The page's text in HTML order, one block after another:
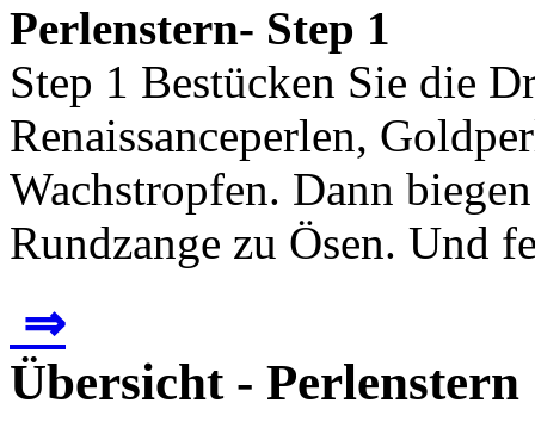
Perlenstern- Step 1
Step 1 Bestücken Sie die
Renaissanceperlen,
Wachstropfen. Dann
Rundzange zu Ösen. Und
⇒
Übersicht - Perlenstern